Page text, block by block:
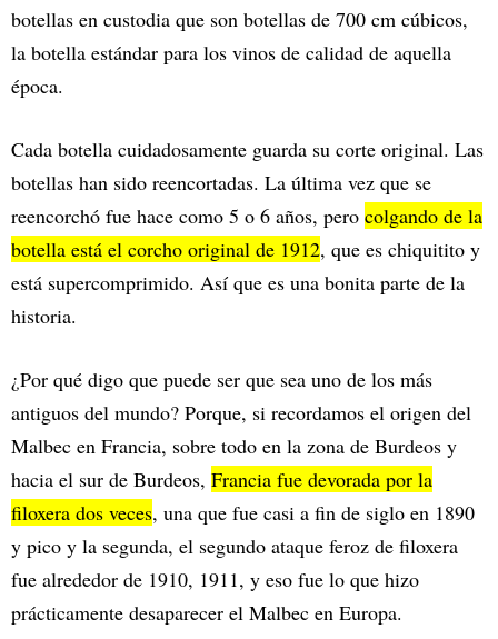
botellas en custodia que son botellas de 700 cm cúbicos,
la botella estándar para los vinos de calidad de aquella
época.
Cada botella cuidadosamente guarda su corte original. Las
botellas han sido reencortadas. La última vez que se
reencorchó fue hace como 5 o 6 años, pero colgando de la
botella está el corcho original de 1912, que es chiquitito y
está supercomprimido. Así que es una bonita parte de la
historia.
¿Por qué digo que puede ser que sea uno de los más
antiguos del mundo? Porque, si recordamos el origen del
Malbec en Francia, sobre todo en la zona de Burdeos y
hacia el sur de Burdeos, Francia fue devorada por la
filoxera dos veces, una que fue casi a fin de siglo en 1890
y pico y la segunda, el segundo ataque feroz de filoxera
fue alrededor de 1910, 1911, y eso fue lo que hizo
prácticamente desaparecer el Malbec en Europa.